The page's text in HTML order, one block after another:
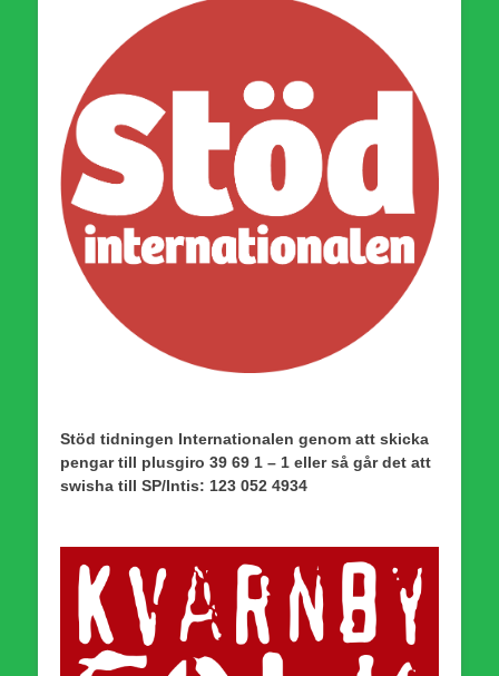
Stöd tidningen Internationalen genom att skicka
pengar till plusgiro 39 69 1 – 1 eller så går det att
swisha till SP/Intis: 123 052 4934